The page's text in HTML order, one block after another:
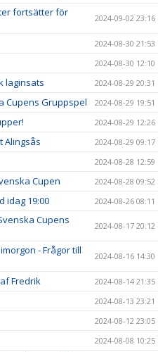
fortsätter för
2024-09-02 23:16
2024-08-30 21:53
2024-08-30 12:10
laginsats 2024-08-29 20:31
Cupens Gruppspel 2024-08-29 19:51
2024-08-29 12:26
Alingsås 2024-08-29 09:17
2024-08-28 12:59
Cupen 2024-08-28 09:52
idag 19:00 2024-08-26 08:11
Cupens
2024-08-17 20:12
- Frågor till
2024-08-16 14:30
Fredrik
2024-08-14 21:35
2024-08-13 23:21
2024-08-12 23:05
2024-08-08 10:25